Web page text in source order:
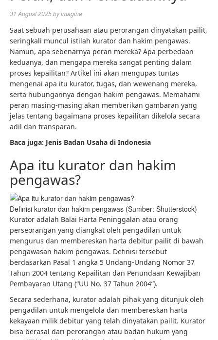
31 August 2025byimagine
Saat sebuah perusahaan atau perorangan dinyatakan pailit,
seringkali muncul istilah kurator dan hakim pengawas.
Namun, apa sebenarnya peran mereka? Apa perbedaan
keduanya, dan mengapa mereka sangat penting dalam
proses kepailitan? Artikel ini akan mengupas tuntas
mengenai apa itu kurator, tugas, dan wewenang mereka,
serta hubungannya dengan hakim pengawas. Memahami
peran masing-masing akan memberikan gambaran yang
jelas tentang bagaimana proses kepailitan dikelola secara
adil dan transparan.
Baca juga: Jenis Badan Usaha di Indonesia
Apa itu kurator dan hakim
pengawas?
Definisi kurator dan hakim pengawas (Sumber: Shutterstock)
Kurator adalah Balai Harta Peninggalan atau orang
perseorangan yang diangkat oleh pengadilan untuk
mengurus dan membereskan harta debitur pailit di bawah
pengawasan hakim pengawas. Definisi tersebut
berdasarkan Pasal 1 angka 5 Undang-Undang Nomor 37
Tahun 2004 tentang Kepailitan dan Penundaan Kewajiban
Pembayaran Utang (“UU No. 37 Tahun 2004”).
Secara sederhana, kurator adalah pihak yang ditunjuk oleh
pengadilan untuk mengelola dan membereskan harta
kekayaan milik debitur yang telah dinyatakan pailit. Kurator
bisa berasal dari perorangan atau badan hukum yang